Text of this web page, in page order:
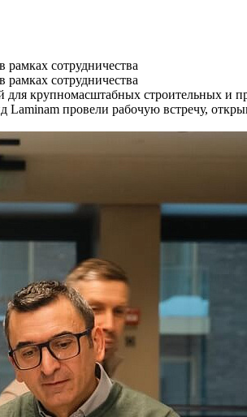
сотрудничества
сотрудничества
крупномасштабных строительных
провели рабочую встречу,